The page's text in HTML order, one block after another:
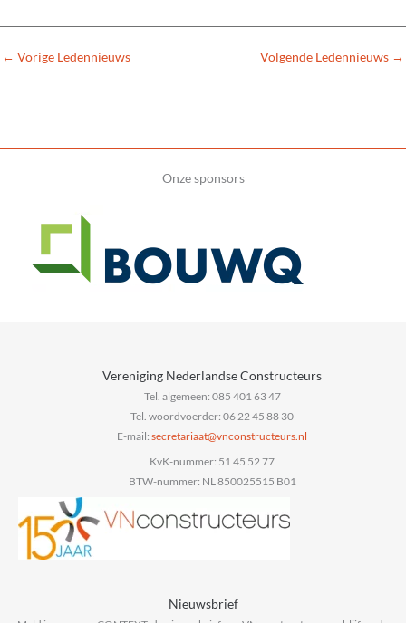
← Vorige Ledennieuws Volgende Ledennieuws →
Onze sponsors
Vereniging Nederlandse Constructeurs
Tel. algemeen: 085 401 63 47
Tel. woordvoerder: 06 22 45 88 30
E-mail:
ln.sruetcurtsnocnv
@taairaterces
KvK-nummer: 51 45 52 77
BTW-nummer: NL 850025515 B01
Nieuwsbrief